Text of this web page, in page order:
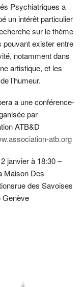
Psychiatriques a
un intérêt particulier
sur le thème
pouvant exister entre
notamment dans
artistique, et les
l’humeur.
a une conférence-
par
ATB&D
atb.org
janvier à 18:30 –
Maison Des
rue des Savoises
Genève